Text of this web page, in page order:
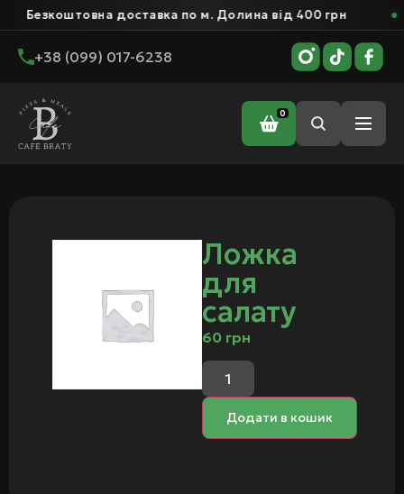
Безкоштовна доставка по м. Долина від 400 грн
+38 (099) 017-6238
0
Головна / Ложка для салату
Ложка
для
салату
60 грн
Додати в кошик